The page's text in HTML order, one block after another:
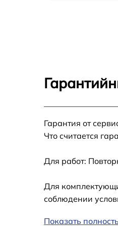
Замена HDD
SV-J2021V1R/
J2021V1R/WI
Гарантия от
Что считается
Для работ:
Для
соблюдении
Показать